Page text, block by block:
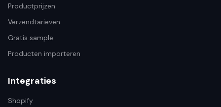
Productprijzen
Verzendtarieven
Gratis sample
Producten importeren
Integraties
Shopify